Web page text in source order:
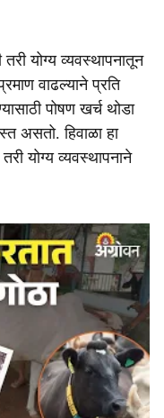
योग्य व्यवस्थापनातून
वाढल्याने प्रति
पोषण खर्च थोडा
असतो. हिवाळा हा
योग्य व्यवस्थापनाने